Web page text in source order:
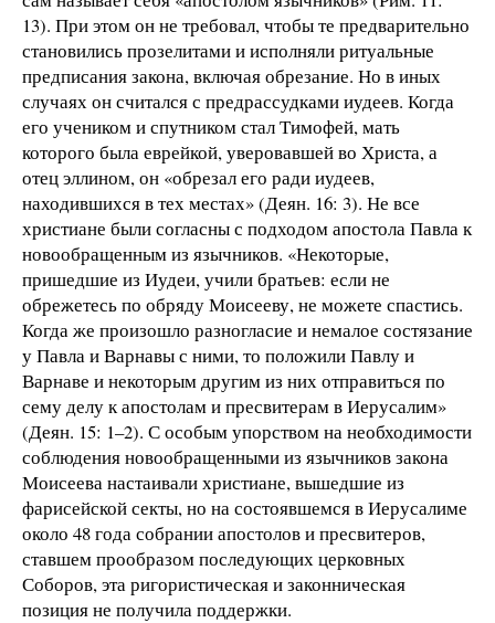
13). При этом он не требовал, чтобы те предварительно
становились прозелитами и исполняли ритуальные
предписания закона, включая обрезание. Но в иных
случаях он считался с предрассудками иудеев. Когда
его учеником и спутником стал Тимофей, мать
которого была еврейкой, уверовавшей во Христа, а
отец эллином, он «обрезал его ради иудеев,
находившихся в тех местах» (Деян. 16: 3). Не все
христиане были согласны с подходом апостола Павла к
новообращенным из язычников. «Некоторые,
пришедшие из Иудеи, учили братьев: если не
обрежетесь по обряду Моисееву, не можете спастись.
Когда же произошло разногласие и немалое состязание
у Павла и Варнавы с ними, то положили Павлу и
Варнаве и некоторым другим из них отправиться по
сему делу к апостолам и пресвитерам в Иерусалим»
(Деян. 15: 1–2). С особым упорством на необходимости
соблюдения новообращенными из язычников закона
Моисеева настаивали христиане, вышедшие из
фарисейской секты, но на состоявшемся в Иерусалиме
около 48 года собрании апостолов и пресвитеров,
ставшем прообразом последующих церковных
Соборов, эта ригористическая и законническая
позиция не получила поддержки.